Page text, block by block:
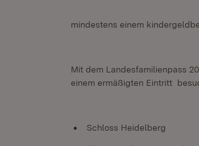
mindestens einem
Mit dem Landesfamilienpass
einem ermäßigten Eintritt
Schloss Heidelberg